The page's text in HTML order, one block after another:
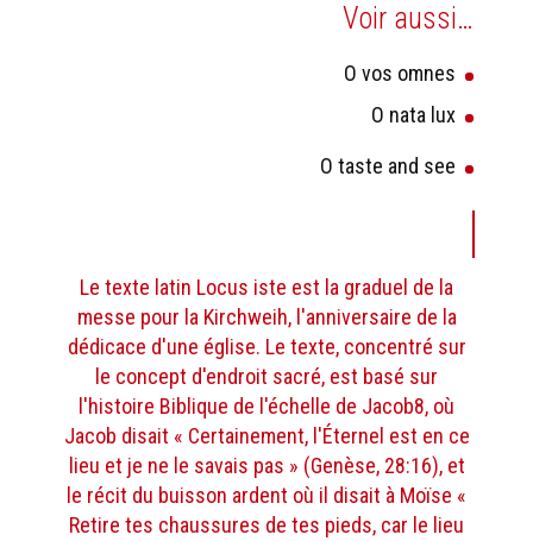
Voir aussi…
O vos omnes
O nata lux
O taste and see
Le texte latin Locus iste est la graduel de la
messe pour la Kirchweih, l'anniversaire de la
dédicace d'une église. Le texte, concentré sur
le concept d'endroit sacré, est basé sur
l'histoire Biblique de l'échelle de Jacob8, où
Jacob disait « Certainement, l'Éternel est en ce
lieu et je ne le savais pas » (Genèse, 28:16), et
le récit du buisson ardent où il disait à Moïse «
Retire tes chaussures de tes pieds, car le lieu